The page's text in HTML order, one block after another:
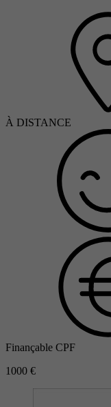
À DISTANCE
Finançable CPF
1000 €